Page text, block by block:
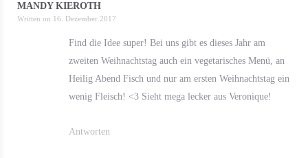
MANDY KIEROTH
Written on 16. Dezember 2017
Find die Idee super! Bei uns gibt es dieses Jahr am
zweiten Weihnachtstag auch ein vegetarisches Menü, an
Heilig Abend Fisch und nur am ersten Weihnachtstag ein
wenig Fleisch! <3 Sieht mega lecker aus Veronique!
Antworten